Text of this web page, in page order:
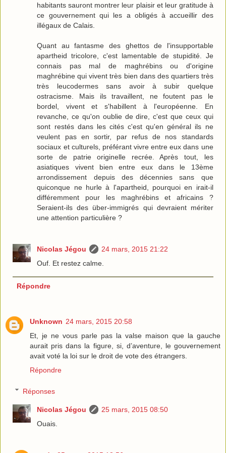
habitants sauront montrer leur plaisir et leur gratitude à
ce gouvernement qui les a obligés à accueillir des
illégaux de Calais.
Quant au fantasme des ghettos de l'insupportable
apartheid tricolore, c'est lamentable de stupidité. Je
connais pas mal de maghrébins ou d'origine
maghrébine qui vivent très bien dans des quartiers très
très leucodermes sans avoir à subir quelque
ostracisme. Mais ils travaillent, ne foutent pas le
bordel, vivent et s'habillent à l'européenne. En
revanche, ce qu'on oublie de dire, c'est que ceux qui
sont restés dans les cités c'est qu'en général ils ne
veulent pas en sortir, par refus de nos standards
sociaux et culturels, préférant vivre entre eux dans une
sorte de patrie originelle recrée. Après tout, les
asiatiques vivent bien entre eux dans le 13ème
arrondissement depuis des décennies sans que
quiconque ne hurle à l'apartheid, pourquoi en irait-il
différemment pour les maghrébins et africains ?
Seraient-ils des über-immigrés qui devraient mériter
une attention particulière ?
Nicolas Jégou
24 mars, 2015 21:22
Ouf. Et restez calme.
Répondre
Unknown 24 mars, 2015 20:58
Et, je ne vous parle pas la valse maison que la gauche
aurait pris dans la figure, si, d’aventure, le gouvernement
avait voté la loi sur le droit de vote des étrangers.
Répondre
Réponses
Nicolas Jégou
25 mars, 2015 08:50
Ouais.